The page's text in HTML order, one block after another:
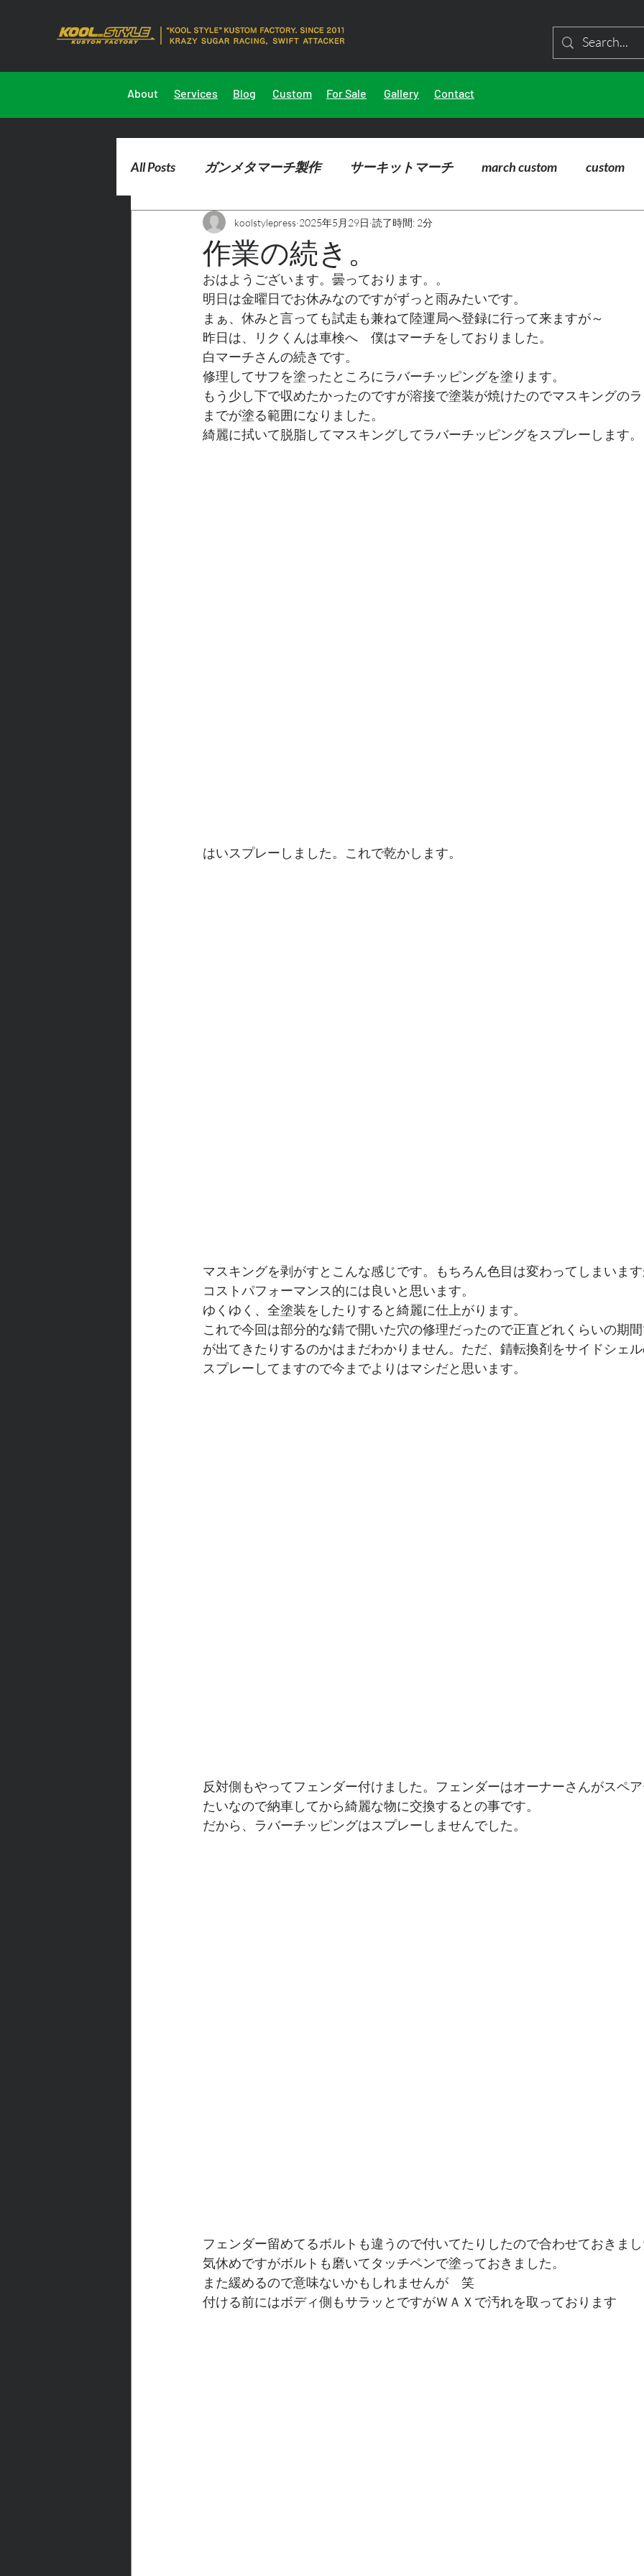
About Services Blog Custom For Sale Gallery Contact
All Posts ガンメタマーチ製作 サーキットマーチ march custom custom
2023marchdemocar製作
作業の続き。
koolstylepress 2025年5月29日 読了時間: 2分
おはようございます。曇っております。。
明日は金曜日でお休みなのですがずっと雨みたいです。
まぁ、休みと言っても試走も兼ねて陸運局へ登録に行って来ますが～
昨日は、リクくんは車検へ　僕はマーチをしておりました。
白マーチさんの続きです。
修理してサフを塗ったところにラバーチッピングを塗ります。
もう少し下で収めたかったのですが溶接で塗装が焼けたのでマスキングの
までが塗る範囲になりました。
綺麗に拭いて脱脂してマスキングしてラバーチッピングをスプレーします。
はいスプレーしました。これで乾かします。
マスキングを剥がすとこんな感じです。もちろん色目は変わってしまいま
コストパフォーマンス的には良いと思います。
ゆくゆく、全塗装をしたりすると綺麗に仕上がります。
これで今回は部分的な錆で開いた穴の修理だったので正直どれくらいの期
が出てきたりするのかはまだわかりません。ただ、錆転換剤をサイドシェ
スプレーしてますので今までよりはマシだと思います。
反対側もやってフェンダー付けました。フェンダーはオーナーさんがスペ
たいなので納車してから綺麗な物に交換するとの事です。
だから、ラバーチッピングはスプレーしませんでした。
フェンダー留めてるボルトも違うので付いてたりしたので合わせておきま
気休めですがボルトも磨いてタッチペンで塗っておきました。
また緩めるので意味ないかもしれませんが　笑
付ける前にはボディ側もサラッとですがＷＡＸで汚れを取っております